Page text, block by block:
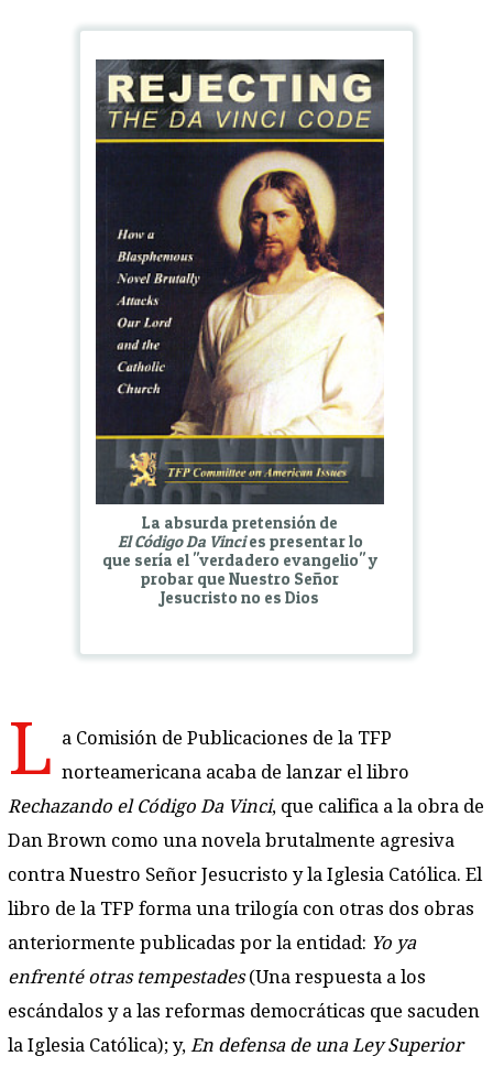
La absurda pretensión de
El Código Da Vincies presentar lo
que sería el "verdadero evangelio" y
probar que Nuestro Señor
Jesucristo no es Dios
L a Comisión de Publicaciones de la TFP
norteamericana acaba de lanzar el libro
Rechazando el Código Da Vinci, que califica a la obra de
Dan Brown como una novela brutalmente agresiva
contra Nuestro Señor Jesucristo y la Iglesia Católica. El
libro de la TFP forma una trilogía con otras dos obras
anteriormente publicadas por la entidad: Yo ya
enfrenté otras tempestades(Una respuesta a los
escándalos y a las reformas democráticas que sacuden
la Iglesia Católica); y, En defensa de una Ley Superior